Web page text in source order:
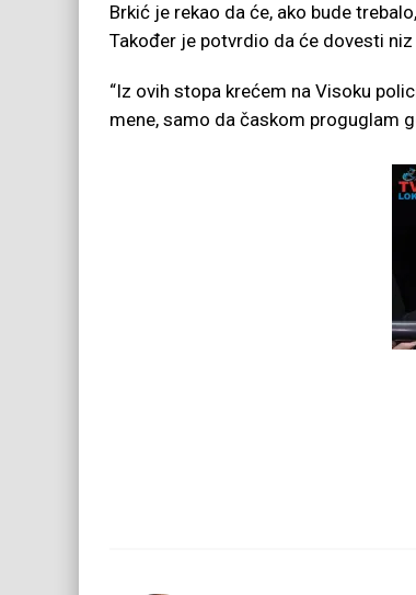
Brkić je rekao da će, ako bude
Također je potvrdio da će dovesti
“Iz ovih stopa krećem na Visoku
mene, samo da časkom proguglam